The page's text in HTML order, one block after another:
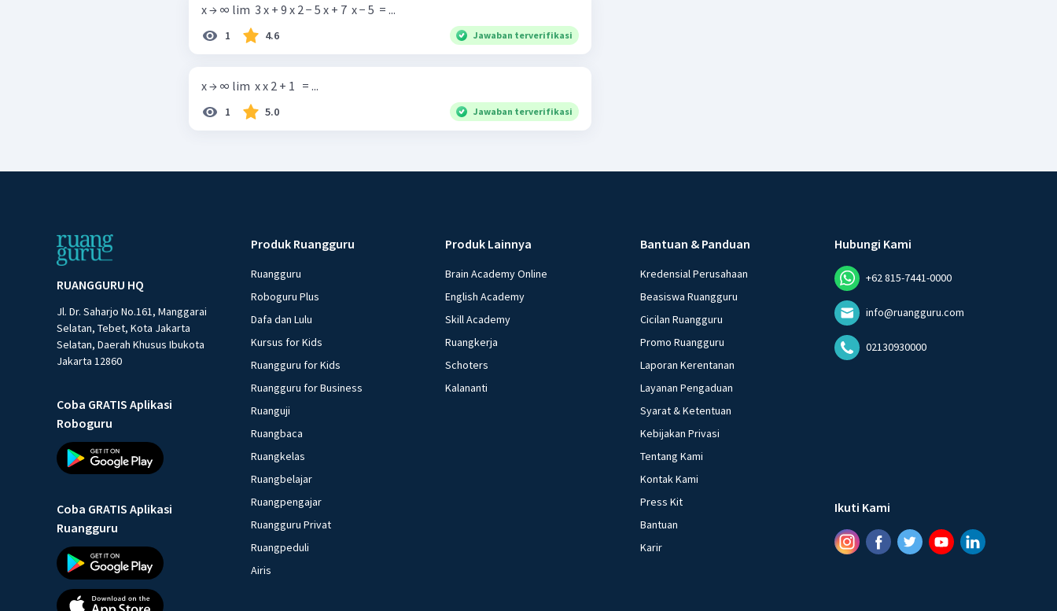
x → ∞ lim ​ 3 x + 9 x 2 − 5 x + 7 ​ x − 5 ​ = ...
1 4.6 Jawaban terverifikasi
x → ∞ lim ​ x x 2 + 1 ​ ​ = ...
1 5.0 Jawaban terverifikasi
RUANGGURU HQ
Jl. Dr. Saharjo No.161, Manggarai
Selatan, Tebet, Kota Jakarta
Selatan, Daerah Khusus Ibukota
Jakarta 12860
Coba GRATIS Aplikasi
Roboguru
Coba GRATIS Aplikasi
Ruangguru
Produk Ruangguru
Ruangguru
Roboguru Plus
Dafa dan Lulu
Kursus for Kids
Ruangguru for Kids
Ruangguru for Business
Ruanguji
Ruangbaca
Ruangkelas
Ruangbelajar
Ruangpengajar
Ruangguru Privat
Ruangpeduli
Airis
Produk Lainnya
Brain Academy Online
English Academy
Skill Academy
Ruangkerja
Schoters
Kalananti
Bantuan & Panduan
Kredensial Perusahaan
Beasiswa Ruangguru
Cicilan Ruangguru
Promo Ruangguru
Laporan Kerentanan
Layanan Pengaduan
Syarat & Ketentuan
Kebijakan Privasi
Tentang Kami
Kontak Kami
Press Kit
Bantuan
Karir
Hubungi Kami
+62 815-7441-0000
info@ruangguru.com
02130930000
Ikuti Kami